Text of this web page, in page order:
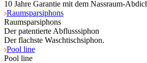
10 Jahre Garantie mit dem Nassraum-
Raumsparsiphons
Raumsparsiphons
Der patentierte Abflusssiphon
Der flachste Waschtischsiphon.
Pool line
Pool line